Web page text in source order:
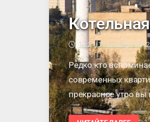
17:27, 17 октября 2012
Редко кто
современных
прекрасное утро вы
КОТЕЛЬНАЯ